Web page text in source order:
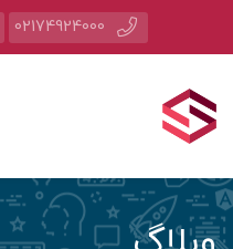
02174924000